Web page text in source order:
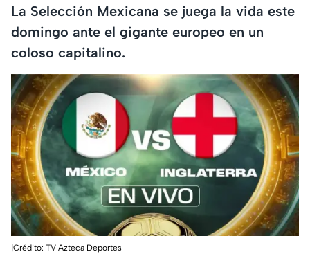
La Selección Mexicana se juega la vida este
domingo ante el gigante europeo en un
coloso capitalino.
|Crédito: TV Azteca Deportes